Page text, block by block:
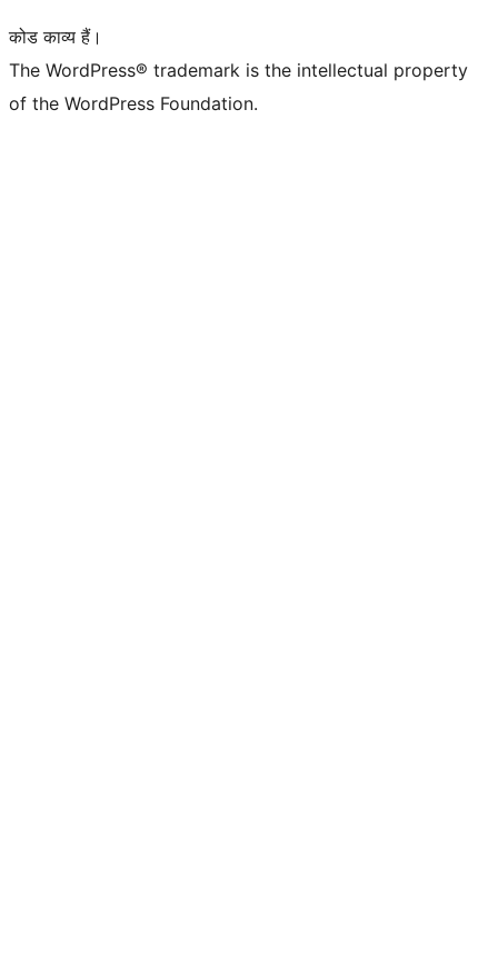
कोड काव्य हैं।
The WordPress® trademark is the intellectual property
of the WordPress Foundation.